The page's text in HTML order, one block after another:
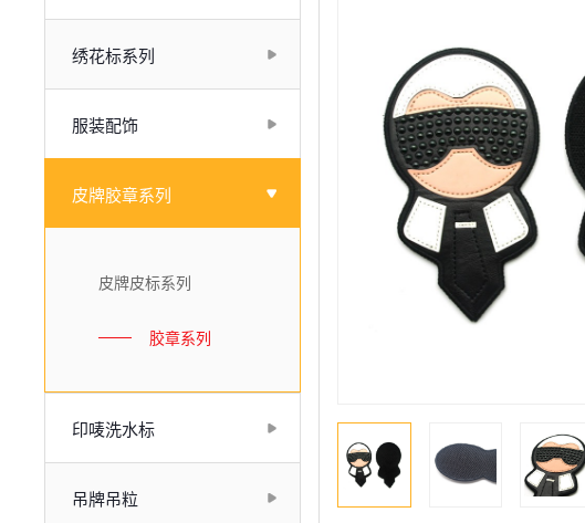
绣花标系列
服装配饰
皮牌胶章系列
皮牌皮标系列
胶章系列
印唛洗水标
吊牌吊粒